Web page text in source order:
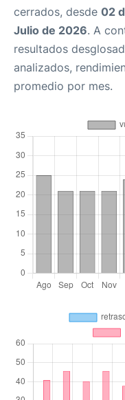
cerrados, desde 02
Julio de 2026. A
resultados
analizados,
promedio por mes.